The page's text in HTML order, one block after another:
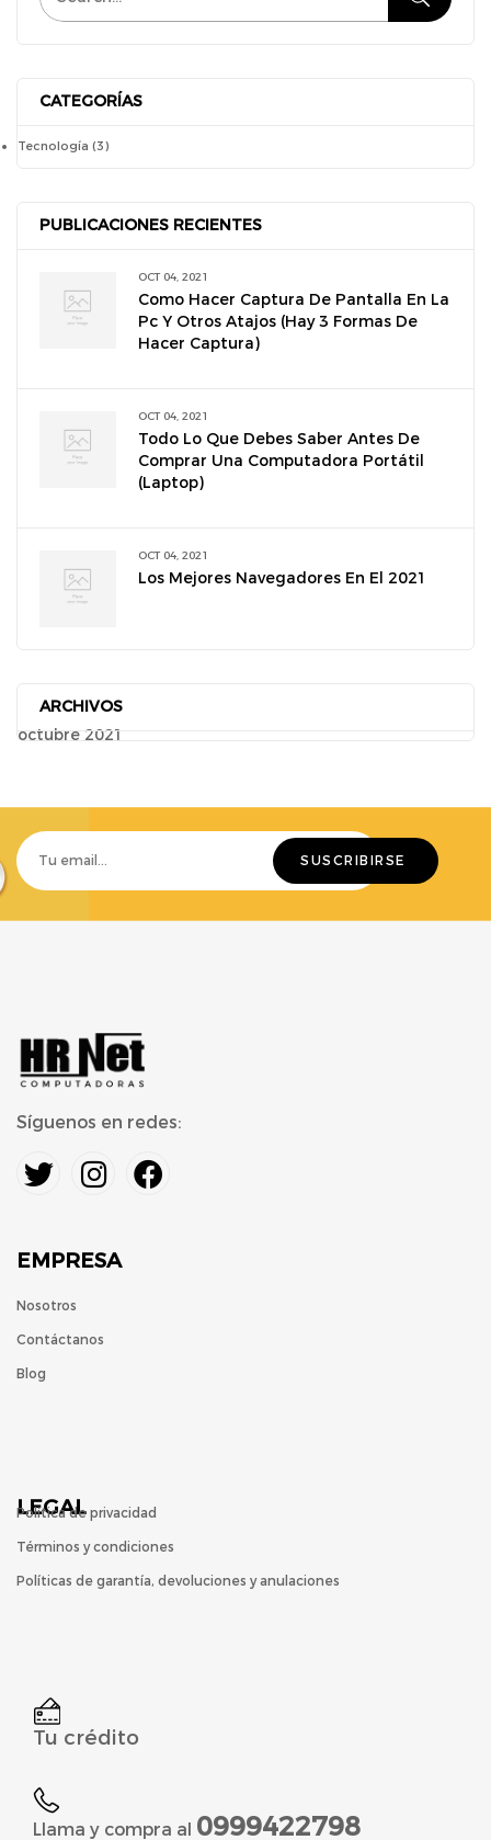
CATEGORÍAS
Tecnología (3)
PUBLICACIONES RECIENTES
OCT 04, 2021
Como Hacer Captura De Pantalla En La
Pc Y Otros Atajos (hay 3 Formas De
Hacer Captura)
OCT 04, 2021
Todo Lo Que Debes Saber Antes De
Comprar Una Computadora Portátil
(laptop)
OCT 04, 2021
Los Mejores Navegadores En El 2021
ARCHIVOS
octubre 2021
Síguenos en redes:
EMPRESA
Nosotros
Contáctanos
Blog
LEGAL
Política de privacidad
Términos y condiciones
Políticas de garantía, devoluciones y anulaciones
Tu crédito
Llama y compra al 0999422798